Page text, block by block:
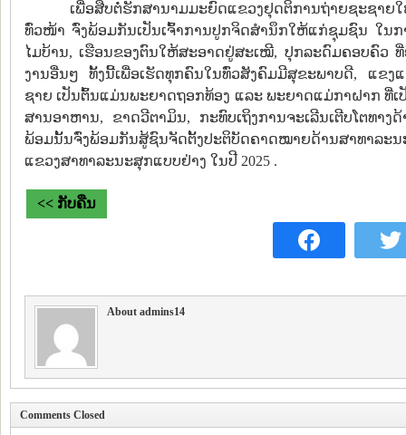
ເພື່ອສືບຕໍ່ຮັກສານາມມະຍົດແຂວງຢຸດຕິການຖ່າຍຊະຊາຍ
ທົ່ວໜ້າ ຈົ່ງພ້ອມກັນເປັນເຈົ້າການປູກຈິດສໍານຶກໃຫ້ແກ່ຊຸມຊົນ ໃ
ໄມບ້ານ, ເຮືອນຂອງຕົນໃຫ້ສະອາດຢູ່ສະເໝີ, ປຸກລະດົມຄອບຄົວ
ງານອື່ນໆ ທັ້ງນີ້ເພື່ອເຮັດທຸກຄົນໃນທົ່ວສັງຄົມມີສຸຂະພາບດີ, ແຂ
ຊາຍ ເປັນຕົ້ນແມ່ນພະຍາດຖອກທ້ອງ ແລະ ພະຍາດແມ່ກາຝາກ ທີ່ເ
ສານອາຫານ, ຂາດວີຕາມິນ, ກະທົບເຖິງການຈະເລີນເຕີບໂຕທ
ພ້ອມນັ້ນຈົ່ງພ້ອມກັນສູ້ຊົນຈັດຕັ້ງປະຕິບັດຄາດໝາຍດ້ານສາທາລະນ
ແຂວງສາທາລະນະສຸກແບບຢ່າງ ໃນປີ 2025 .
<< ກັບຄືນ
About admins14
Comments Closed